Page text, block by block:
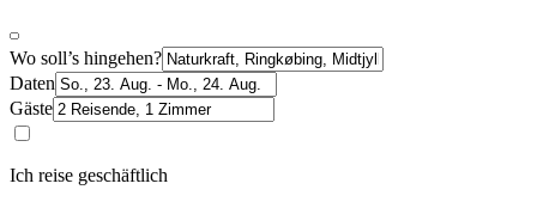
Wo soll’s hingehen?
Daten
Gäste
Ich reise geschäftlich